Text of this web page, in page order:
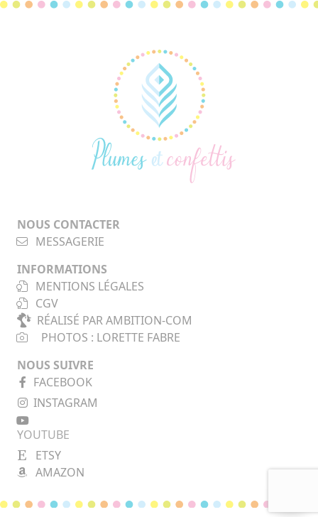
NOUS CONTACTER
MESSAGERIE
INFORMATIONS
MENTIONS LÉGALES
CGV
RÉALISÉ PAR AMBITION-COM
PHOTOS : LORETTE FABRE
NOUS SUIVRE
FACEBOOK
INSTAGRAM
YOUTUBE
ETSY
AMAZON